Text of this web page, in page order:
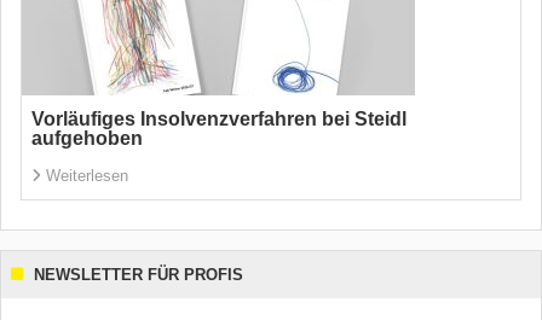
Vorläufiges Insolvenzverfahren bei Steidl
aufgehoben
Weiterlesen
NEWSLETTER FÜR PROFIS